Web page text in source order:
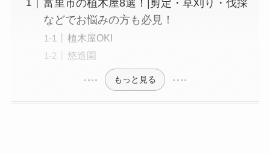
富里市の植木屋8選！|剪定・草刈り・伐採
などでお悩みの方も必見！
植木屋OKI
悠造園
もっと見る